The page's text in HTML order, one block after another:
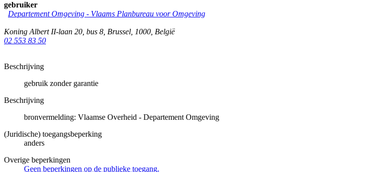
gebruiker
Departement Omgeving - Vlaams Planbureau voor Omgeving
Koning Albert II-laan 20, bus 8 Brussel 1000 België
02 553 83 50
Beschrijving
gebruik zonder garantie
Beschrijving
bronvermelding: Vlaamse Overheid - Departement Omgeving
(Juridische) toegangsbeperking
anders
Overige beperkingen
Geen beperkingen op de publieke toegang.